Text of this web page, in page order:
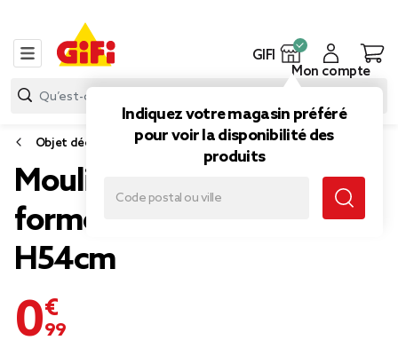
GIFI
Indiquez votre magasin préféré
pour voir la disponibilité des
produits
Mon compte
Objet déco extérieure
Moulin à vent à planter
forme fleur multicolore
H54cm
0,99 €